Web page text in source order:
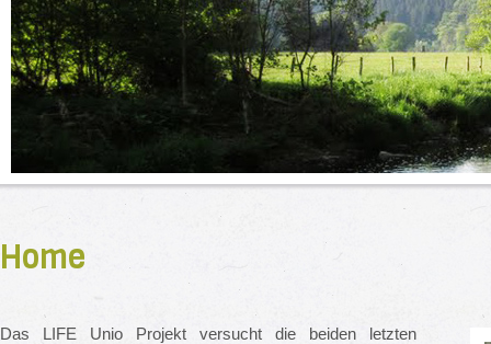
Home
Das LIFE Unio Projekt versucht die beiden letzten